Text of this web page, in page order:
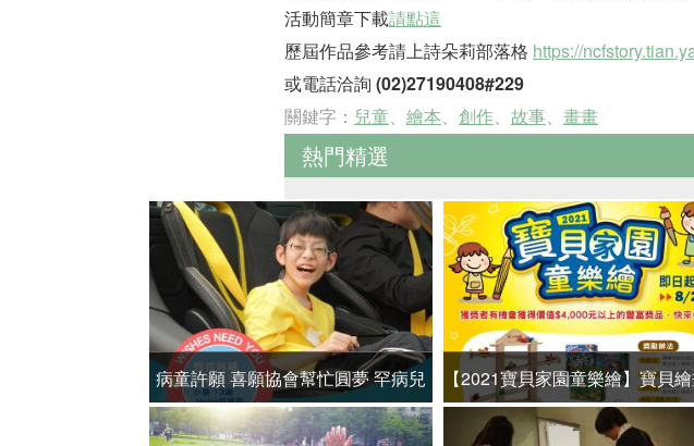
活動簡章下載請點這
歷屆作品參考請上詩朵莉部落格 https://
或電話洽詢 (02)27190408#229
關鍵字： 兒童 繪本 創作 故事 畫畫
熱門精選
病童許願 喜願協會幫忙圓夢 罕病兒
小樂喜搭跑車兜風
【2021寶貝家園童樂繪】寶貝
賽開跑啦 ~